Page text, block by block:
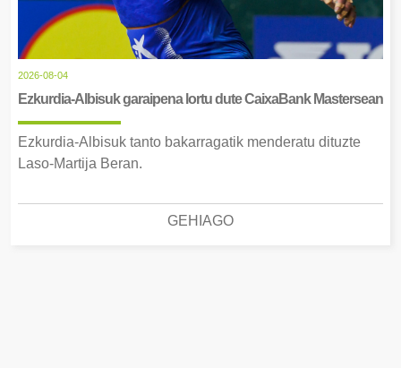
2026-08-04
Ezkurdia-Albisuk garaipena lortu dute CaixaBank Mastersean
Ezkurdia-Albisuk tanto bakarragatik menderatu dituzte
Laso-Martija Beran.
GEHIAGO